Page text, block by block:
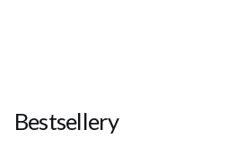
Bestsellery